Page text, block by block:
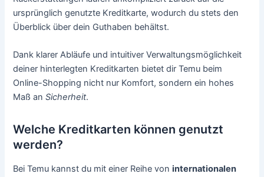
ursprünglich genutzte Kreditkarte, wodurch du stets den
Überblick über dein Guthaben behältst.
Dank klarer Abläufe und intuitiver Verwaltungsmöglichkeit
deiner hinterlegten Kreditkarten bietet dir Temu beim
Online-Shopping nicht nur Komfort, sondern ein hohes
Maß anSicherheit.
Welche Kreditkarten können genutzt
werden?
Bei Temu kannst du mit einer Reihe voninternationalen